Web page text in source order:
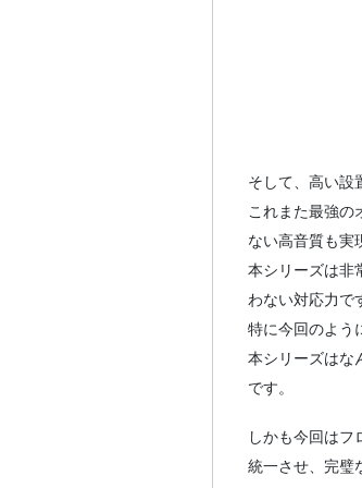
そして、高い設
これまた最強の
ない高音質も実
本シリーズは非
わない対応力で
特に今回のよう
本シリーズはな
です。
しかも今回は
統一させ、完璧